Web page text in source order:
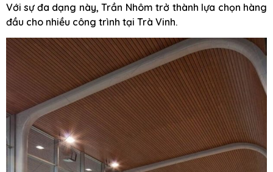
Với sự đa dạng này, Trần Nhôm trở thành lựa chọn hàng
đầu cho nhiều công trình tại Trà Vinh.